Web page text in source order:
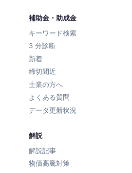
補助金・助成金
キーワード検索
3 分診断
新着
締切間近
士業の方へ
よくある質問
データ更新状況
解説
解説記事
物価高騰対策